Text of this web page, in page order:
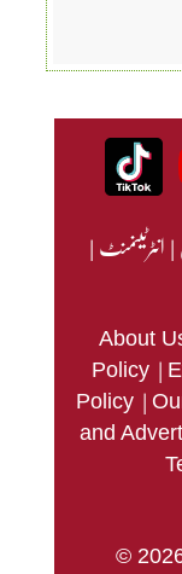
|انٹرٹینمنٹ|
About
Policy |
Policy |
and
©